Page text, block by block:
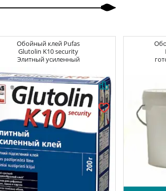
Обойный клей Pufas
Glutolin K10 security
Элитный усиленный